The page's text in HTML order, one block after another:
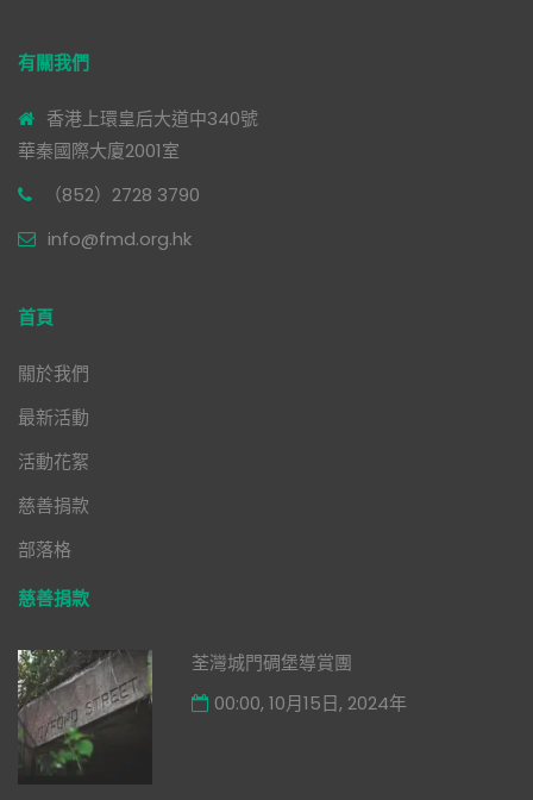
有關我們
香港上環皇后大道中340號
華秦國際大廈2001室
（852）2728 3790
info@fmd.org.hk
首頁
關於我們
最新活動
活動花絮
慈善捐款
部落格
慈善捐款
荃灣城門碉堡導賞團
00:00, 10月15日, 2024年